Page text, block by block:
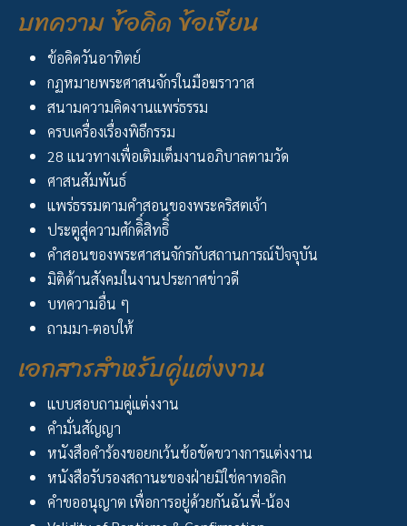
บทความ ข้อคิด ข้อเขียน
ข้อคิดวันอาทิตย์
กฏหมายพระศาสนจักรในมือฆราวาส
สนามความคิดงานแพร่ธรรม
ครบเครื่องเรื่องพิธีกรรม
28 แนวทางเพื่อเติมเต็มงานอภิบาลตามวัด
ศาสนสัมพันธ์
แพร่ธรรมตามคำสอนของพระคริสตเจ้า
ประตูสู่ความศักดิิ์สิทธิิ์
คำสอนของพระศาสนจักรกับสถานการณ์ปัจจุบัน
มิติด้านสังคมในงานประกาศข่าวดี
บทความอื่น ๆ
ถามมา-ตอบให้
เอกสารสำหรับคู่แต่งงาน
แบบสอบถามคู่แต่งงาน
คำมั่นสัญญา
หนังสือคำร้องขอยกเว้นข้อขัดขวางการแต่งงาน
หนังสือรับรองสถานะของฝ่ายมิใช่คาทอลิก
คำขออนุญาต เพื่อการอยู่ด้วยกันฉันพี่-น้อง